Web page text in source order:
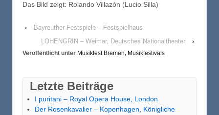
Das Bild zeigt: Rolando Villazón (Lucio Silla)
‹
Bayreuther Festspiele – Festspielhaus
LOHENGRIN – Weimar, Deutsches Nationaltheater
›
Veröffentlicht unter Musikfest Bremen, Musikfestivals
Letzte Beiträge
I puritani – Royal Opera House, London
Der Rosenkavalier – Kopenhagen, Königliche